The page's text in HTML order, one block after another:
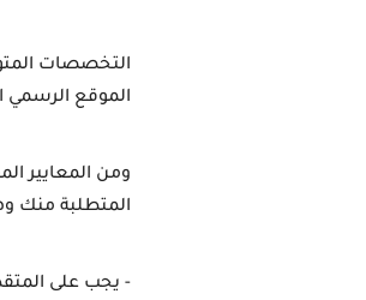
الموقع
المتطلبة منك
- يجب على